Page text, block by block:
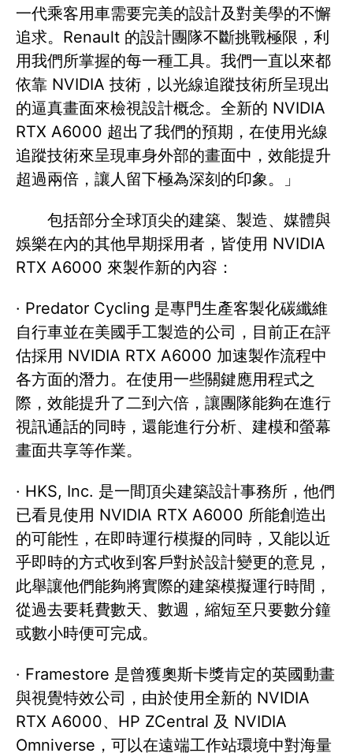
一代乘客用車需要完美的設計及對美學的不懈
追求。Renault 的設計團隊不斷挑戰極限，利
用我們所掌握的每一種工具。我們一直以來都
依靠 NVIDIA 技術，以光線追蹤技術所呈現出
的逼真畫面來檢視設計概念。全新的 NVIDIA
RTX A6000 超出了我們的預期，在使用光線
追蹤技術來呈現車身外部的畫面中，效能提升
超過兩倍，讓人留下極為深刻的印象。」
包括部分全球頂尖的建築、製造、媒體與
娛樂在內的其他早期採用者，皆使用 NVIDIA
RTX A6000 來製作新的內容：
· Predator Cycling 是專門生產客製化碳纖維
自行車並在美國手工製造的公司，目前正在評
估採用 NVIDIA RTX A6000 加速製作流程中
各方面的潛力。在使用一些關鍵應用程式之
際，效能提升了二到六倍，讓團隊能夠在進行
視訊通話的同時，還能進行分析、建模和螢幕
畫面共享等作業。
· HKS, Inc. 是一間頂尖建築設計事務所，他們
已看見使用 NVIDIA RTX A6000 所能創造出
的可能性，在即時運行模擬的同時，又能以近
乎即時的方式收到客戶對於設計變更的意見，
此舉讓他們能夠將實際的建築模擬運行時間，
從過去要耗費數天、數週，縮短至只要數分鐘
或數小時便可完成。
· Framestore 是曾獲奧斯卡獎肯定的英國動畫
與視覺特效公司，由於使用全新的 NVIDIA
RTX A6000、HP ZCentral 及 NVIDIA
Omniverse，可以在遠端工作站環境中對海量